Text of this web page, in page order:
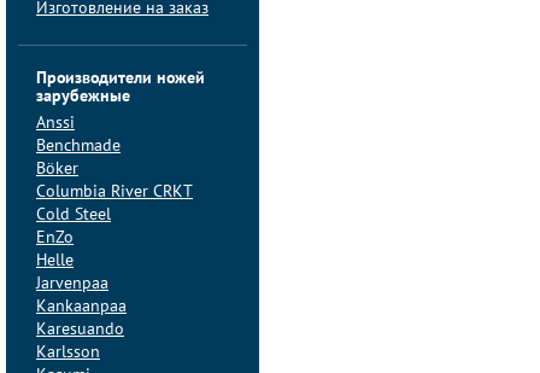
Изготовление на заказ
Производители ножей
зарубежные
Anssi
Benchmade
Böker
Columbia River CRKT
Cold Steel
EnZo
Helle
Jarvenpaa
Kankaanpaa
Karesuando
Karlsson